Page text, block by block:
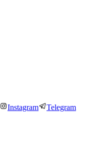
Instagram Telegram